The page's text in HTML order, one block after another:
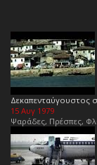
Δεκαπενταύγουστος
15 Αυγ 1979
Ψαράδες, Πρέσπες,